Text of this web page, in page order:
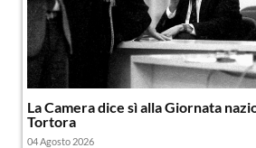
La Camera dice sì alla Giornata
Tortora
04 Agosto 2026